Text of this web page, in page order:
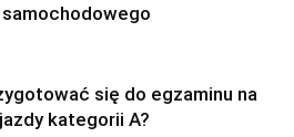
się do egzaminu na
kategorii A?